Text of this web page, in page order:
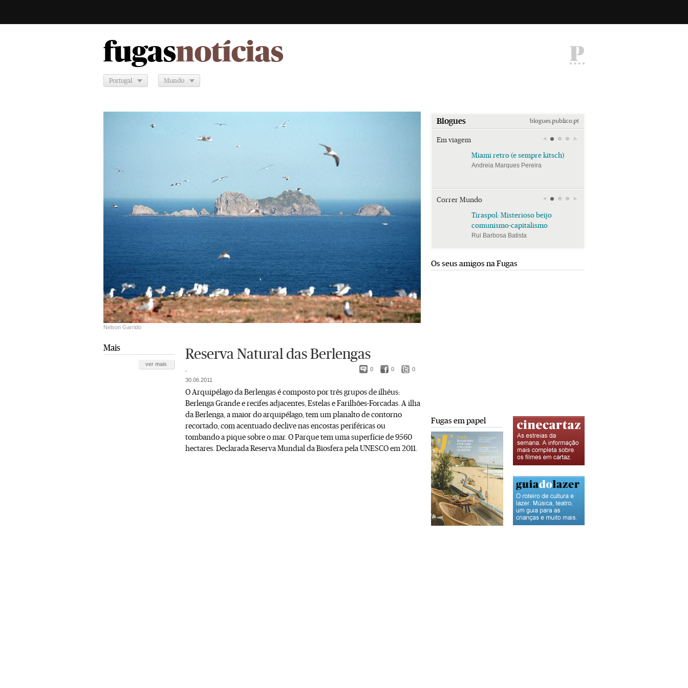
fugasnotícias P
Portugal Mundo
Nelson Garrido
Mais
ver mais
Reserva Natural das Berlengas
0 0 0
30.06.2011
O Arquipélago da Berlengas é composto por três grupos de ilhéus:
Berlenga Grande e recifes adjacentes, Estelas e Farilhões-Forcadas. A ilha
da Berlenga, a maior do arquipélago, tem um planalto de contorno
recortado, com acentuado declive nas encostas periféricas ou
tombando a pique sobre o mar. O Parque tem uma superfície de 9560
hectares. Declarada Reserva Mundial da Biosfera pela UNESCO em 2011.
Blogues blogues.publico.pt
Em viagem
Miami retro (e sempre kitsch)
Andreia Marques Pereira
Correr Mundo
Tiraspol: Misterioso beijo
comunismo-capitalismo
Rui Barbosa Batista
Os seus amigos na Fugas
Fugas em papel